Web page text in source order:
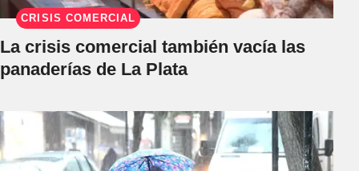
CRISIS COMERCIAL
La crisis comercial también vacía las
panaderías de La Plata